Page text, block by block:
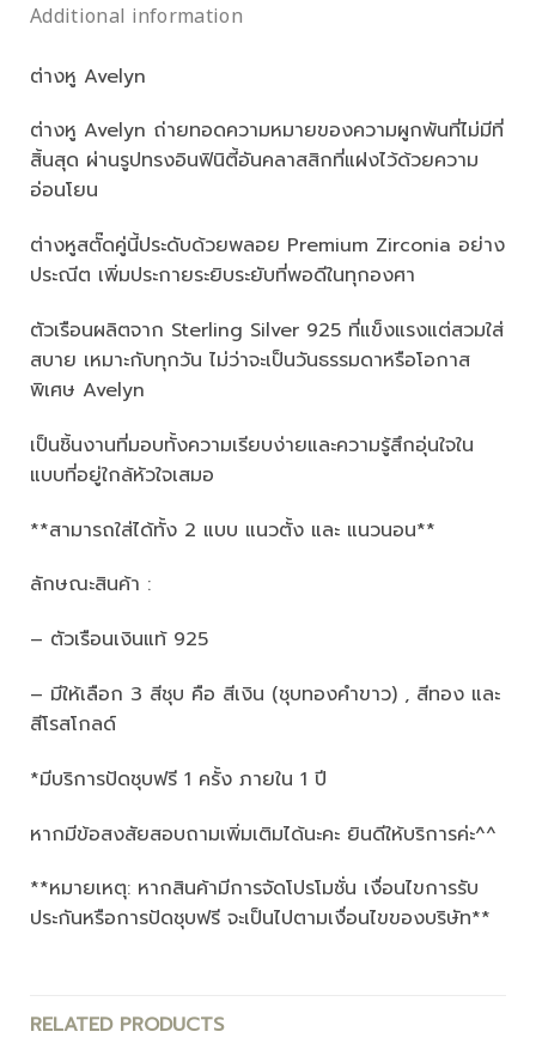
Additional information
ต่างหู Avelyn
ต่างหู Avelyn ถ่ายทอดความหมายของความผูกพันที่ไม่มีที่
สิ้นสุด ผ่านรูปทรงอินฟินิตี้อันคลาสสิกที่แฝงไว้ด้วยความ
อ่อนโยน
ต่างหูสตั๊ดคู่นี้ประดับด้วยพลอย Premium Zirconia อย่าง
ประณีต เพิ่มประกายระยิบระยับที่พอดีในทุกองศา
ตัวเรือนผลิตจาก Sterling Silver 925 ที่แข็งแรงแต่สวมใส่
สบาย เหมาะกับทุกวัน ไม่ว่าจะเป็นวันธรรมดาหรือโอกาส
พิเศษ Avelyn
เป็นชิ้นงานที่มอบทั้งความเรียบง่ายและความรู้สึกอุ่นใจใน
แบบที่อยู่ใกล้หัวใจเสมอ
**สามารถใส่ได้ทั้ง 2 แบบ แนวตั้ง และ แนวนอน**
ลักษณะสินค้า :
– ตัวเรือนเงินแท้ 925
– มีให้เลือก 3 สีชุบ คือ สีเงิน (ชุบทองคำขาว) , สีทอง และ
สีโรสโกลด์
*มีบริการปัดชุบฟรี 1 ครั้ง ภายใน 1 ปี
หากมีข้อสงสัยสอบถามเพิ่มเติมได้นะคะ ยินดีให้บริการค่ะ^^
**หมายเหตุ: หากสินค้ามีการจัดโปรโมชั่น เงื่อนไขการรับ
ประกันหรือการปัดชุบฟรี จะเป็นไปตามเงื่อนไขของบริษัท**
RELATED PRODUCTS